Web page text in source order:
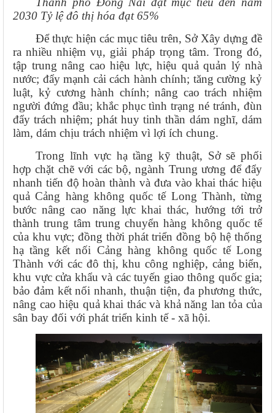
2030 Tỷ lệ đô thị hóa đạt 65%
Để thực hiện các mục tiêu trên, Sở Xây dựng đề
ra nhiều nhiệm vụ, giải pháp trọng tâm. Trong đó,
tập trung nâng cao hiệu lực, hiệu quả quản lý nhà
nước; đẩy mạnh cải cách hành chính; tăng cường kỷ
luật, kỷ cương hành chính; nâng cao trách nhiệm
người đứng đầu; khắc phục tình trạng né tránh, đùn
đẩy trách nhiệm; phát huy tinh thần dám nghĩ, dám
làm, dám chịu trách nhiệm vì lợi ích chung.
Trong lĩnh vực hạ tầng kỹ thuật, Sở sẽ phối
hợp chặt chẽ với các bộ, ngành Trung ương để đẩy
nhanh tiến độ hoàn thành và đưa vào khai thác hiệu
quả Cảng hàng không quốc tế Long Thành, từng
bước nâng cao năng lực khai thác, hướng tới trở
thành trung tâm trung chuyển hàng không quốc tế
của khu vực; đồng thời phát triển đồng bộ hệ thống
hạ tầng kết nối Cảng hàng không quốc tế Long
Thành với các đô thị, khu công nghiệp, cảng biển,
khu vực cửa khẩu và các tuyến giao thông quốc gia;
bảo đảm kết nối nhanh, thuận tiện, đa phương thức,
nâng cao hiệu quả khai thác và khả năng lan tỏa của
sân bay đối với phát triển kinh tế - xã hội.